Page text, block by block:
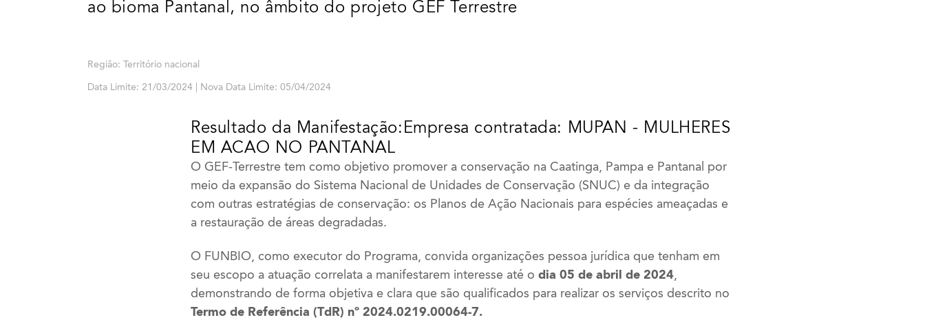
ao bioma Pantanal, no âmbito do projeto GEF Terrestre
Região: Território nacional
Data Limite: 21/03/2024 | Nova Data Limite: 05/04/2024
Resultado da Manifestação:Empresa contratada: MUPAN - MULHERES
EM ACAO NO PANTANAL
O GEF-Terrestre tem como objetivo promover a conservação na Caatinga, Pampa e Pantanal por
meio da expansão do Sistema Nacional de Unidades de Conservação (SNUC) e da integração
com outras estratégias de conservação: os Planos de Ação Nacionais para espécies ameaçadas e
a restauração de áreas degradadas.
O FUNBIO, como executor do Programa, convida organizações pessoa jurídica que tenham em
seu escopo a atuação correlata a manifestarem interesse até o dia 05 de abril de 2024,
demonstrando de forma objetiva e clara que são qualificados para realizar os serviços descrito no
Termo de Referência (TdR) nº 2024.0219.00064-7.